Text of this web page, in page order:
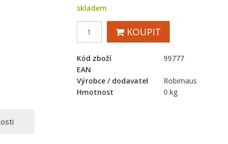
skladem
KOUPIT
Kód zboží
99777
EAN
Výrobce / dodavatel
Robimaus
Hmotnost
0 kg